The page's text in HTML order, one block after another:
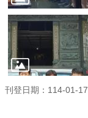
刊登日期：114-01-17